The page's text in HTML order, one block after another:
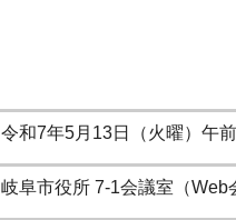
令和7年5月13日（火曜）午
岐阜市役所 7-1会議室（Web